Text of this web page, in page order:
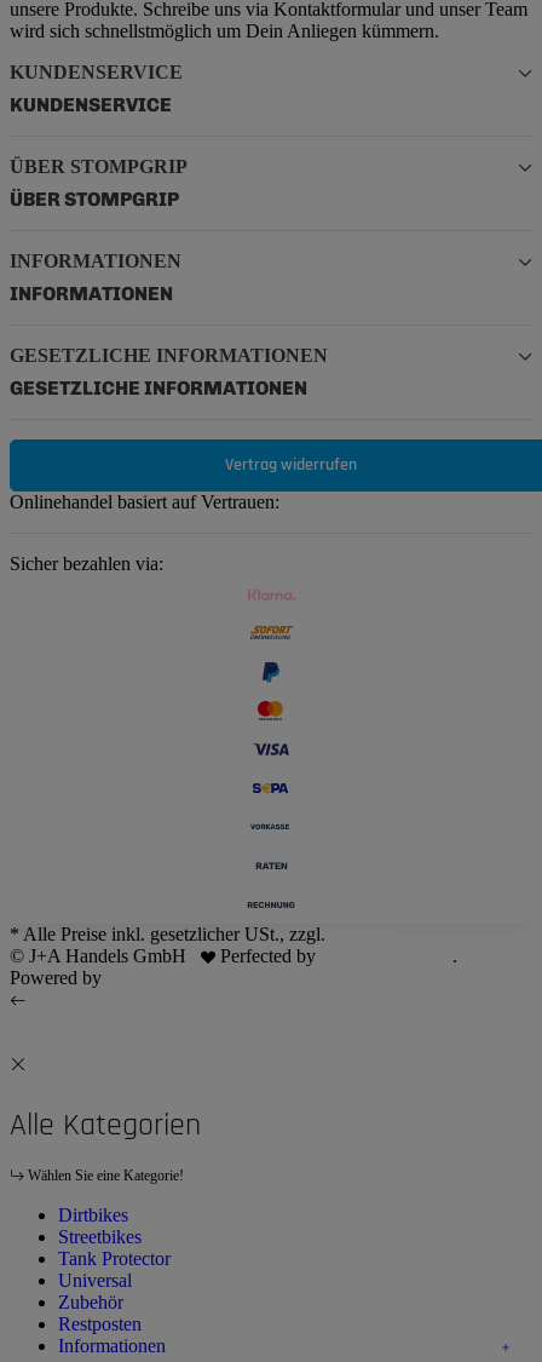
unsere Produkte. Schreibe uns via Kontaktformular und unser Team
wird sich schnellstmöglich um Dein Anliegen kümmern.
KUNDENSERVICE
KUNDENSERVICE
ÜBER STOMPGRIP
ÜBER STOMPGRIP
INFORMATIONEN
INFORMATIONEN
GESETZLICHE INFORMATIONEN
GESETZLICHE INFORMATIONEN
Vertrag widerrufen
Onlinehandel basiert auf Vertrauen:
Sicher bezahlen via:
* Alle Preise inkl. gesetzlicher USt., zzgl.
© J+A Handels GmbH
Perfected by
.
Powered by
Alle Kategorien
Wählen Sie eine Kategorie!
Dirtbikes
Streetbikes
Tank Protector
Universal
Zubehör
Restposten
Informationen